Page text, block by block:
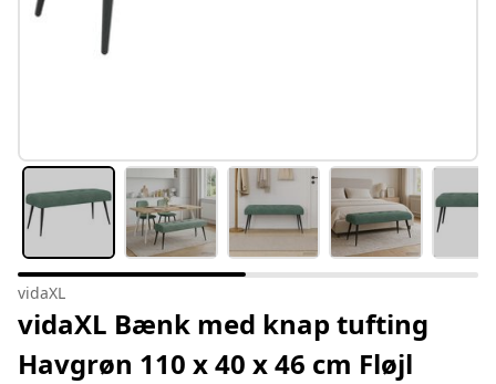
vidaXL
vidaXL Bænk med knap tufting
Havgrøn 110 x 40 x 46 cm Fløjl